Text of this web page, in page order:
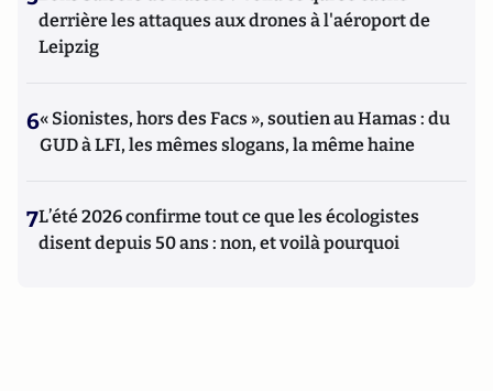
derrière les attaques aux drones à l'aéroport de
Leipzig
6« Sionistes, hors des Facs », soutien au Hamas : du
GUD à LFI, les mêmes slogans, la même haine
7L’été 2026 confirme tout ce que les écologistes
disent depuis 50 ans : non, et voilà pourquoi